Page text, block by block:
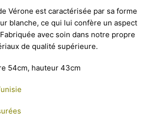
Vérone est caractérisée par sa forme
blanche, ce qui lui confère un aspect
avec soin dans notre propre
de qualité supérieure.
54cm, hauteur 43cm